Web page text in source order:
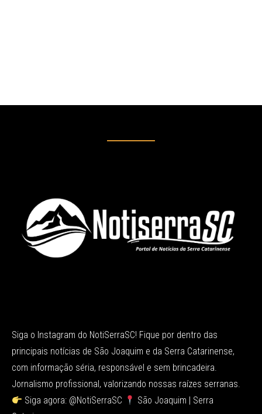
Siga o Instagram do NotiSerraSC! Fique por dentro das
principais notícias de São Joaquim e da Serra Catarinense,
com informação séria, responsável e sem brincadeira.
Jornalismo profissional, valorizando nossas raízes serranas.
Siga agora: @NotiSerraSC
São Joaquim | Serra